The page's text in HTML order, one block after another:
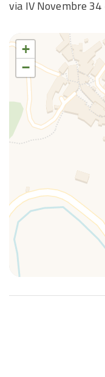
Toallas
TV
Wifi
Wifi wireless
via IV Novembre 34
+
−